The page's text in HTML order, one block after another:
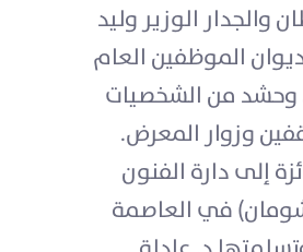
والجدار الوزير وليد
الموظفين العام
وحشد من الشخصيات
وزوار المعرض.
إلى دارة الفنون
في العاصمة